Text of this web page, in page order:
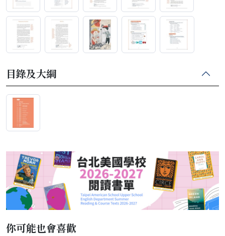
目錄及大綱
你可能也會喜歡